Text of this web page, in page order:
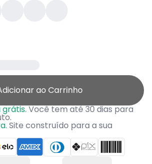
ao Carrinho
Você tem até 30 dias para
Site construído para a sua